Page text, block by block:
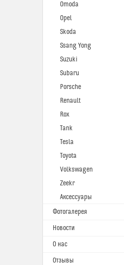
Omoda
Opel
Skoda
Ssang Yong
Suzuki
Subaru
Porsche
Renault
Rox
Tank
Tesla
Toyota
Volkswagen
Zeekr
Аксессуары
Фотогалерея
Новости
О нас
Отзывы